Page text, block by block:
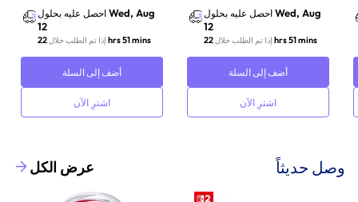
احصل عليه بحلول Wed, Aug
12
إذا تم الطلب خلال 22 hrs 51 mins
أضف إلى السلة
اشترِ الآن
احصل عليه بحلول Wed, Aug
12
إذا تم الطلب خلال 22 hrs 51 mins
أضف إلى السلة
اشترِ الآن
وصل حديثاً عرض الكل